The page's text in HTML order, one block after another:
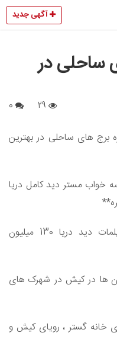
آگهی جدید
ساحلی در
برج های ساحلی در بهترین
خواب مستر دید کامل دریا
**رهن کامل یک خوابه مجتمع دیپلمات دید دریا 130 میلیون
ها در کیش در شهرک های
خانه گستر ، رویای کیش و